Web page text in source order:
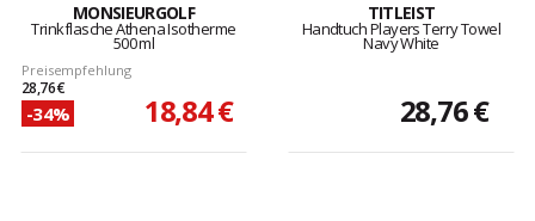
MONSIEURGOLF
Trinkflasche Athena Isotherme
500 ml
Preisempfehlung
28,76 €
-34% 18,84 €
TITLEIST
Handtuch Players Terry Towel
Navy White
28,76 €